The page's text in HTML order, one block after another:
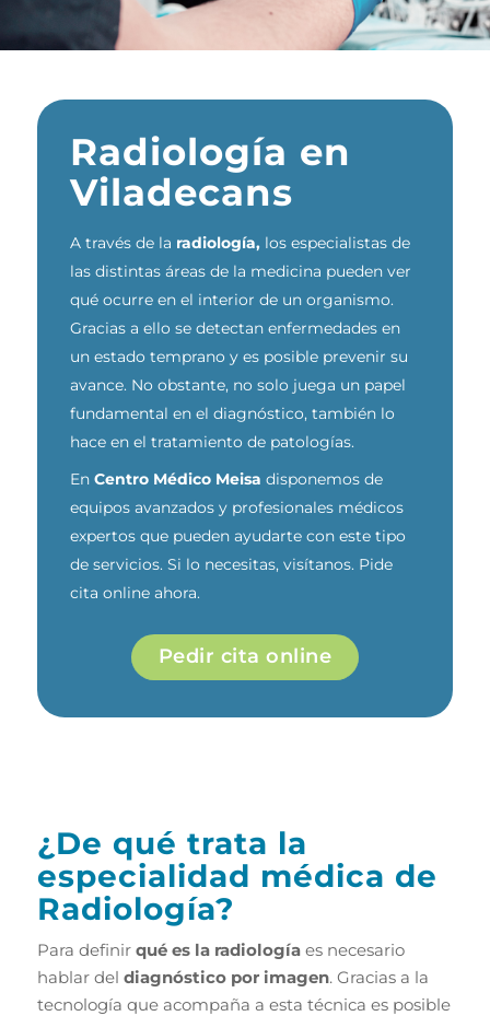
Radiología en
Viladecans
A través de la radiología, los especialistas de
las distintas áreas de la medicina pueden ver
qué ocurre en el interior de un organismo.
Gracias a ello se detectan enfermedades en
un estado temprano y es posible prevenir su
avance. No obstante, no solo juega un papel
fundamental en el diagnóstico, también lo
hace en el tratamiento de patologías.
EnCentro Médico Meisa disponemos de
equipos avanzados y profesionales médicos
expertos que pueden ayudarte con este tipo
de servicios. Si lo necesitas, visítanos. Pide
cita online ahora.
Pedir cita online
¿De qué trata la
especialidad médica de
Radiología?
Para definir qué es la radiologíaes necesario
hablar del diagnóstico por imagen. Gracias a la
tecnología que acompaña a esta técnica es posible